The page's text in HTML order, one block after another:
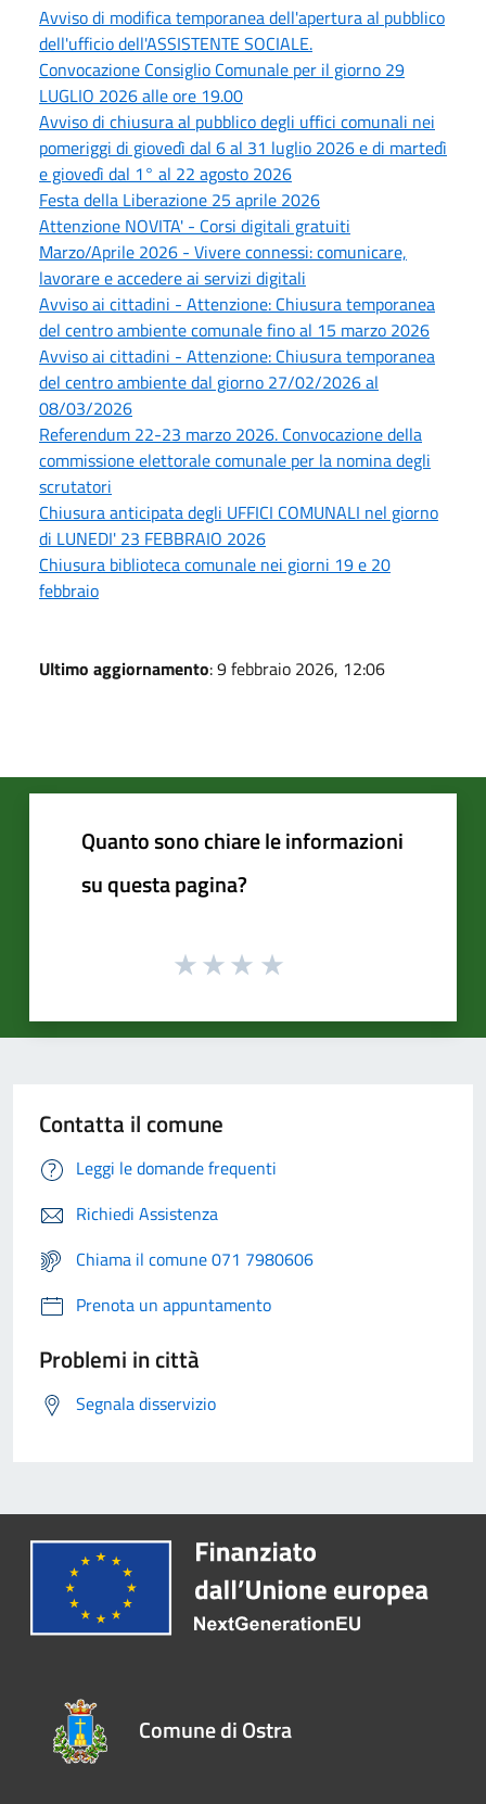
Avviso di modifica temporanea dell'apertura al pubblico
dell'ufficio dell'ASSISTENTE SOCIALE.
Convocazione Consiglio Comunale per il giorno 29
LUGLIO 2026 alle ore 19.00
Avviso di chiusura al pubblico degli uffici comunali nei
pomeriggi di giovedì dal 6 al 31 luglio 2026 e di martedì
e giovedì dal 1° al 22 agosto 2026
Festa della Liberazione 25 aprile 2026
Attenzione NOVITA' - Corsi digitali gratuiti
Marzo/Aprile 2026 - Vivere connessi: comunicare,
lavorare e accedere ai servizi digitali
Avviso ai cittadini - Attenzione: Chiusura temporanea
del centro ambiente comunale fino al 15 marzo 2026
Avviso ai cittadini - Attenzione: Chiusura temporanea
del centro ambiente dal giorno 27/02/2026 al
08/03/2026
Referendum 22-23 marzo 2026. Convocazione della
commissione elettorale comunale per la nomina degli
scrutatori
Chiusura anticipata degli UFFICI COMUNALI nel giorno
di LUNEDI' 23 FEBBRAIO 2026
Chiusura biblioteca comunale nei giorni 19 e 20
febbraio
Ultimo aggiornamento: 9 febbraio 2026, 12:06
Quanto sono chiare le informazioni
su questa pagina?
Contatta il comune
Leggi le domande frequenti
Richiedi Assistenza
Chiama il comune 071 7980606
Prenota un appuntamento
Problemi in città
Segnala disservizio
Comune di Ostra